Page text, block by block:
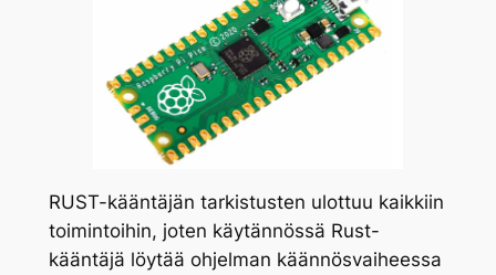
RUST-kääntäjän tarkistusten ulottuu kaikkiin
toimintoihin, joten käytännössä Rust-
kääntäjä löytää ohjelman käännösvaiheessa